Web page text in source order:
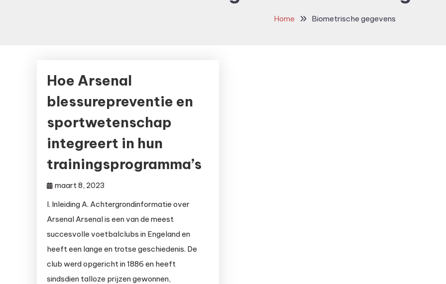
Home Biometrische gegevens
Hoe Arsenal
blessurepreventie en
sportwetenschap
integreert in hun
trainingsprogramma’s
maart 8, 2023
I. Inleiding A. Achtergrondinformatie over
Arsenal Arsenal is een van de meest
succesvolle voetbalclubs in Engeland en
heeft een lange en trotse geschiedenis. De
club werd opgericht in 1886 en heeft
sindsdien talloze prijzen gewonnen,